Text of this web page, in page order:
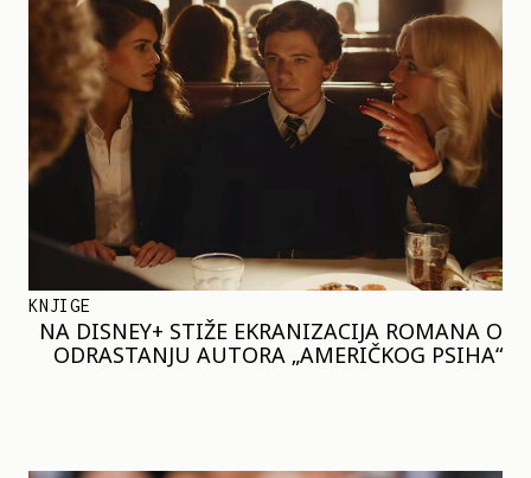
KNJIGE
NA DISNEY+ STIŽE EKRANIZACIJA ROMANA O
ODRASTANJU AUTORA „AMERIČKOG PSIHA“